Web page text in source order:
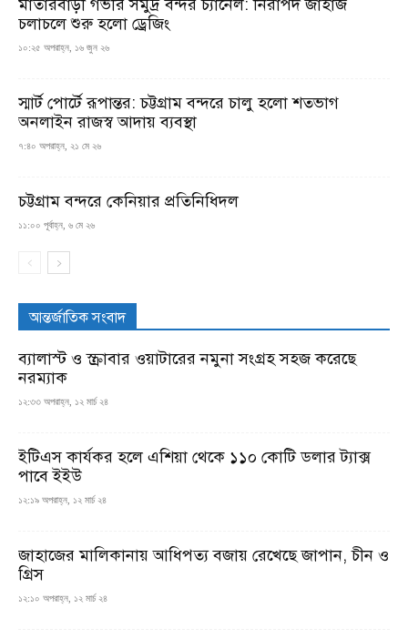
মাতারবাড়ী গভীর সমুদ্র বন্দর চ্যানেল: নিরাপদ জাহাজ
চলাচলে শুরু হলো ড্রেজিং
১০:২৫ অপরাহ্ন, ১৬ জুন ২৬
স্মার্ট পোর্টে রূপান্তর: চট্টগ্রাম বন্দরে চালু হলো শতভাগ
অনলাইন রাজস্ব আদায় ব্যবস্থা
৭:৪০ অপরাহ্ন, ২১ মে ২৬
চট্টগ্রাম বন্দরে কেনিয়ার প্রতিনিধিদল
১১:০০ পূর্বাহ্ন, ৬ মে ২৬
আন্তর্জাতিক সংবাদ
ব্যালাস্ট ও স্ক্রাবার ওয়াটারের নমুনা সংগ্রহ সহজ করেছে
নরম্যাক
১২:৩৩ অপরাহ্ন, ১২ মার্চ ২৪
ইটিএস কার্যকর হলে এশিয়া থেকে ১১০ কোটি ডলার ট্যাক্স
পাবে ইইউ
১২:১৯ অপরাহ্ন, ১২ মার্চ ২৪
জাহাজের মালিকানায় আধিপত্য বজায় রেখেছে জাপান, চীন ও
গ্রিস
১২:১০ অপরাহ্ন, ১২ মার্চ ২৪